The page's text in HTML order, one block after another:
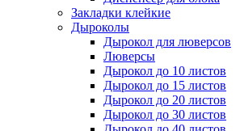
Закладки клейкие
Дыроколы
Дырокол для люверсов
Люверсы
Дырокол до 10 листов
Дырокол до 15 листов
Дырокол до 20 листов
Дырокол до 30 листов